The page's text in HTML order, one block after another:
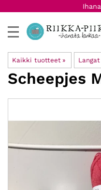
Kaikki tuotteet ‪» Langat
Scheepjes